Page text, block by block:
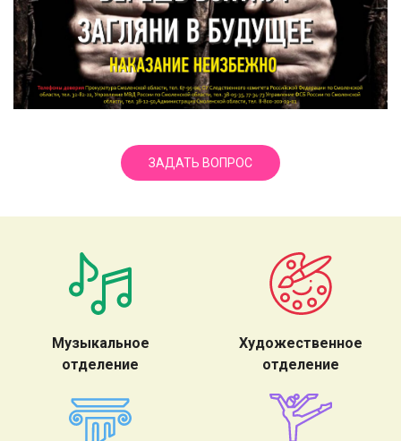
ЗАДАТЬ ВОПРОС
Музыкальное
отделение
Художественное
отделение